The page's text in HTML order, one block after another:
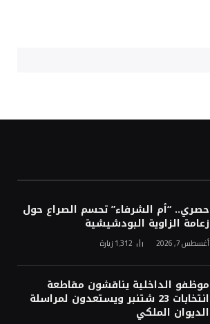
حصري.. “أم الشرفاء” تحسم الصراع حول
زعامة الزاوية البودشيشية
أغسطس 7, 2026 1٬312 زيارة
موظفو الداخلية يناقشون مقاطعة
انتخابات 23 شتنبر ويستعدون لمراسلة
الديوان الملكي